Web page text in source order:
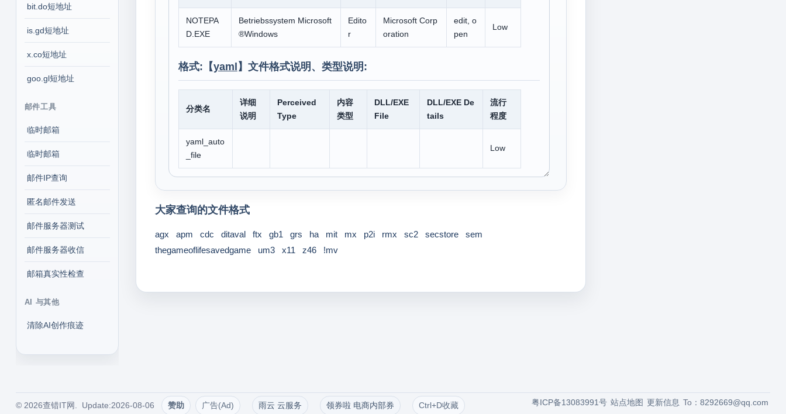
bit.do短地址
is.gd短地址
x.co短地址
goo.gl短地址
邮件工具
临时邮箱
临时邮箱
邮件IP查询
匿名邮件发送
邮件服务器测试
邮件服务器收信
邮箱真实性检查
AI 与其他
清除AI创作痕迹
NOTEPA
D.EXE
Betriebssystem Microsoft
®Windows
Edito
r
Microsoft Corp
oration
edit, o
pen
Low
格式:【yaml 】文件格式说明、类型说明:
分类名
详细
说明
Perceived
Type
内容
类型
DLL/EXE
File
DLL/EXE De
tails
流行
程度
yaml_auto
_file
Low
大家查询的文件格式
agx apm cdc ditaval ftx gb1 grs ha mit mx p2i rmx sc2 secstore
sem
thegameoflifesavedgame
um3 x11 z46 !mv
© 2026查错IT网. Update:2026-08-06 赞助 广告(Ad) 雨云 云服务 领券啦 电商内部券 Ctrl+D收藏 To：8292669@qq.com
更新信息
站点地图
粤ICP备13083991号